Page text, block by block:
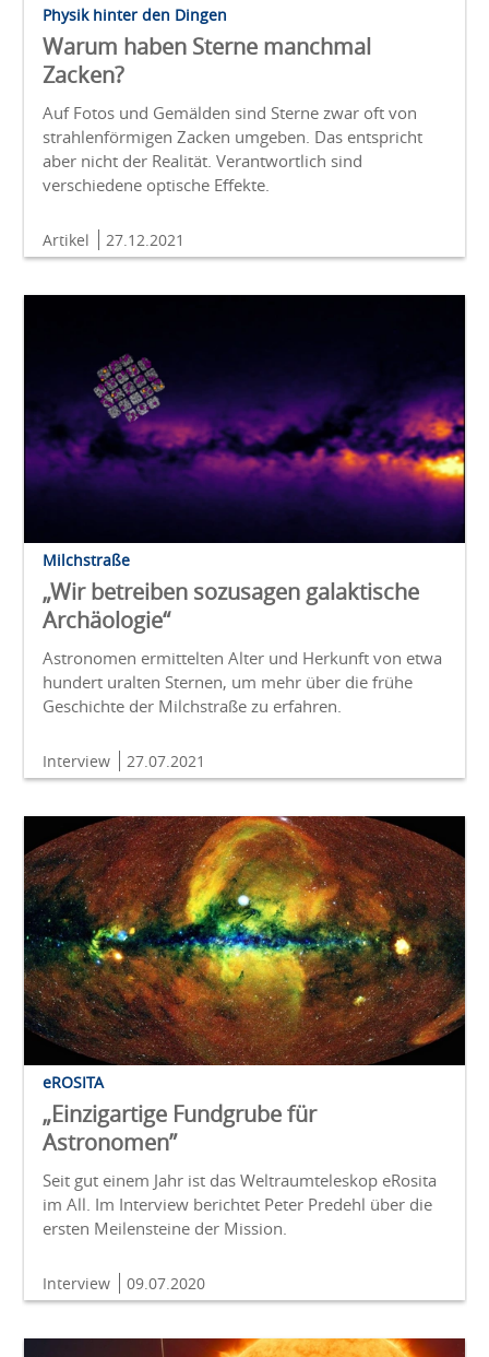
Physik hinter den Dingen
Warum haben Sterne manchmal
Zacken?
Auf Fotos und Gemälden sind Sterne zwar oft von
strahlenförmigen Zacken umgeben. Das entspricht
aber nicht der Realität. Verantwortlich sind
verschiedene optische Effekte.
Artikel 27.12.2021
Milchstraße
„Wir betreiben sozusagen galaktische
Archäologie“
Astronomen ermittelten Alter und Herkunft von etwa
hundert uralten Sternen, um mehr über die frühe
Geschichte der Milchstraße zu erfahren.
Interview 27.07.2021
eROSITA
„Einzigartige Fundgrube für
Astronomen”
Seit gut einem Jahr ist das Weltraumteleskop eRosita
im All. Im Interview berichtet Peter Predehl über die
ersten Meilensteine der Mission.
Interview 09.07.2020